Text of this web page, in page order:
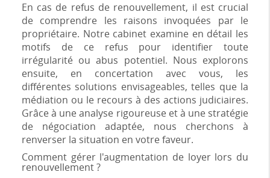
En cas de refus de renouvellement, il est crucial
de comprendre les raisons invoquées par le
propriétaire. Notre cabinet examine en détail les
motifs de ce refus pour identifier toute
irrégularité ou abus potentiel. Nous explorons
ensuite, en concertation avec vous, les
différentes solutions envisageables, telles que la
médiation ou le recours à des actions judiciaires.
Grâce à une analyse rigoureuse et à une stratégie
de négociation adaptée, nous cherchons à
renverser la situation en votre faveur.
Comment gérer l'augmentation de loyer lors du
renouvellement ?